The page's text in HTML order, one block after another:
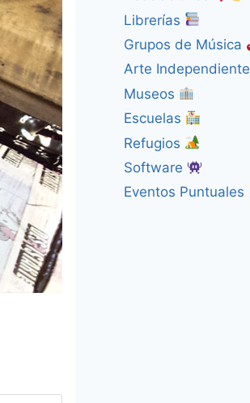
Librerías
Grupos de Música
Arte Independiente
Museos
Escuelas
Refugios
Software
Eventos Puntuales